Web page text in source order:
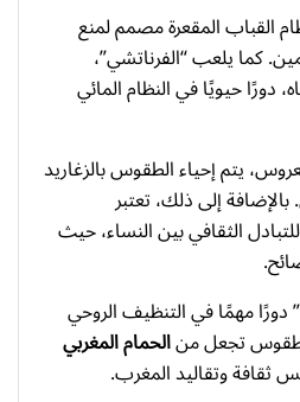
القباب المقعرة مصمم لمنع
كما يلعب “الفرناتشي”،
حيويًا في النظام المائي
يتم إحياء الطقوس بالزغاريد
إلى ذلك، تعتبر
الثقافي بين النساء، حيث
دورًا مهمًا في التنظيف الروحي
تجعل منالحمام المغربي
ثقافة وتقاليد المغرب.